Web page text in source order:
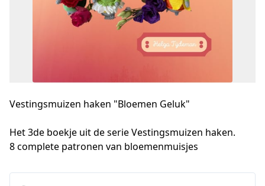
Vestingsmuizen haken "Bloemen Geluk"
Het 3de boekje uit de serie Vestingsmuizen haken.
8 complete patronen van bloemenmuisjes